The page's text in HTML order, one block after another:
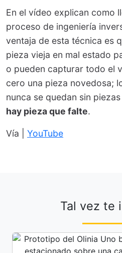
En el vídeo explican como
proceso de ingeniería
ventaja de esta técnica es
pieza vieja en mal estado
o pueden capturar todo el
cero una pieza novedosa;
nunca se quedan sin
hay pieza que falte.
Vía | YouTube
Tal vez te